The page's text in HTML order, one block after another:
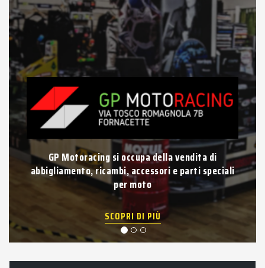
GP Motoracing si occupa della vendita di
abbigliamento, ricambi, accessori e parti speciali
per moto
SCOPRI DI PIÙ